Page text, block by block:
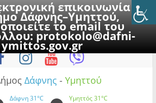
επικοινωνία με
Δάφνης–Υμηττού,
το email του
protokolo@dafni-
ymittos.gov.gr
7 Αυγούστου 2026
Δάφνης - Υμηττού
Δάφνη31°C Υμηττός31°C